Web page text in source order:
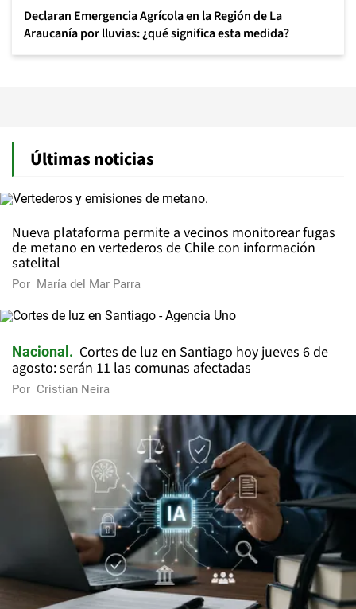
Declaran Emergencia Agrícola en la Región de La
Araucanía por lluvias: ¿qué significa esta medida?
Últimas noticias
Nueva plataforma permite a vecinos monitorear fugas
de metano en vertederos de Chile con información
satelital
Por María del Mar Parra
Nacional
Cortes de luz en Santiago hoy jueves 6 de
agosto: serán 11 las comunas afectadas
Por Cristian Neira